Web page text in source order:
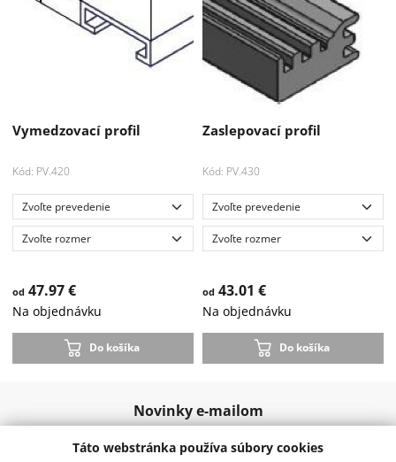
Akcia
Vymedzovací profil
Kód: PV.420
od47.97 €
Na objednávku
Do košíka
Zaslepovací profil
Kód: PV.430
od 43.01 €
Na objednávku
Do košíka
Novinky e-mailom
Odoslať
Táto webstránka používa súbory cookies